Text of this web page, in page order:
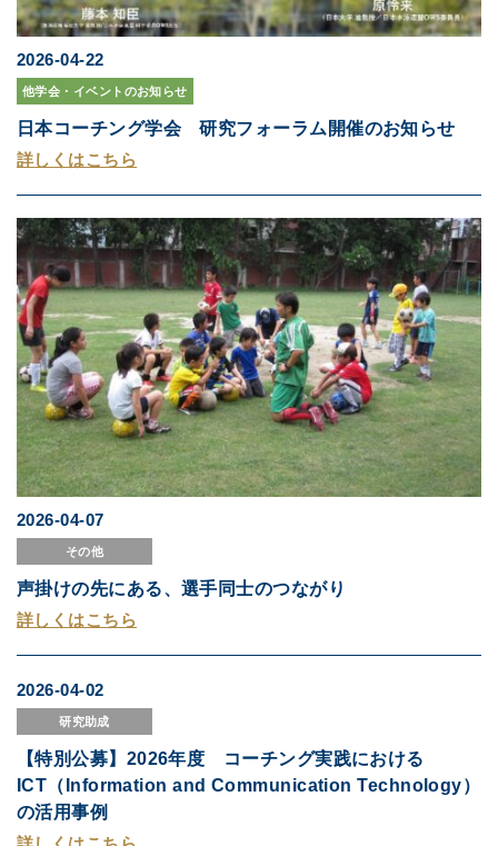
2026-04-22
他学会・イベントのお知らせ
日本コーチング学会 研究フォーラム開催のお知らせ
詳しくはこちら
2026-04-07
その他
声掛けの先にある、選手同士のつながり
詳しくはこちら
2026-04-02
研究助成
【特別公募】2026年度 コーチング実践における
ICT（Information and Communication Technology）
の活用事例